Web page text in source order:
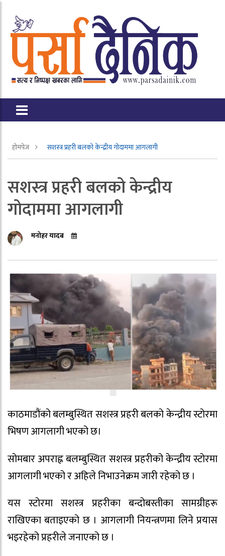
होमपेज सशस्त्र प्रहरी बलको केन्द्रीय गोदाममा आगलागी
सशस्त्र प्रहरी बलको केन्द्रीय
गोदाममा आगलागी
मनोहर यादब
काठमाडौंको बलम्बुस्थित सशस्त्र प्रहरी बलको केन्द्रीय स्टोरमा
भिषण आगलागी भएको छ।
सोमबार अपराह्न बलम्बुस्थित सशस्त्र प्रहरीको केन्द्रीय स्टोरमा
आगलागी भएको र अहिले निभाउनेक्रम जारी रहेको छ ।
यस स्टोरमा सशस्त्र प्रहरीका बन्दोबस्तीका सामग्रीहरू
राखिएका बताइएको छ । आगलागी नियन्त्रणमा लिने प्रयास
भइरहेको प्रहरीले जनाएको छ ।